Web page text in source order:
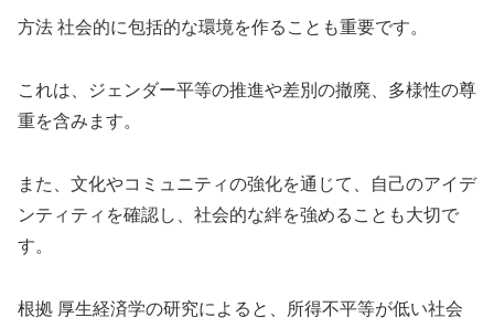
方法 社会的に包括的な環境を作ることも重要です。
これは、ジェンダー平等の推進や差別の撤廃、多様性の尊
重を含みます。
また、文化やコミュニティの強化を通じて、自己のアイデ
ンティティを確認し、社会的な絆を強めることも大切で
す。
根拠 厚生経済学の研究によると、所得不平等が低い社会